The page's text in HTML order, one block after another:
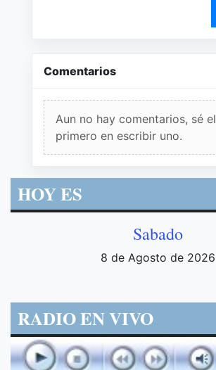
Comentarios
Aun no hay comentarios, sé el
primero en escribir uno.
HOY ES
Sabado
8 de Agosto de 2026
RADIO EN VIVO